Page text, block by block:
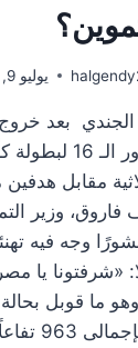
يوليو 9, 2026
بعد
أمس، من دور الـ
مقابل هدفين
وزير
وجه فيه
«شرفتونا يا
وهو ما قوبل
والسخرية،